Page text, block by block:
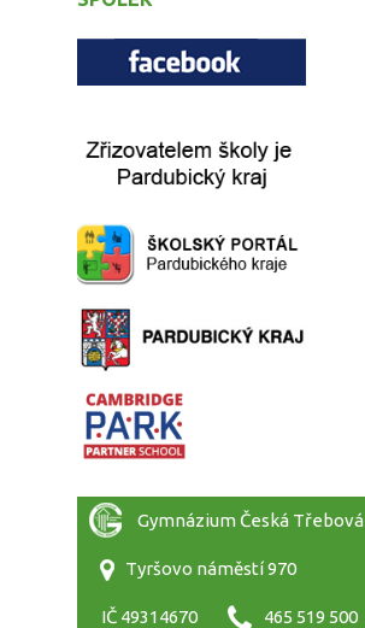
Gymnázium Česká Třebová
Tyršovo náměstí 970
IČ 49314670 465 519 500